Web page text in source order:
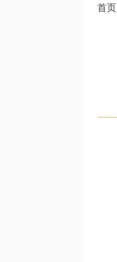
首页